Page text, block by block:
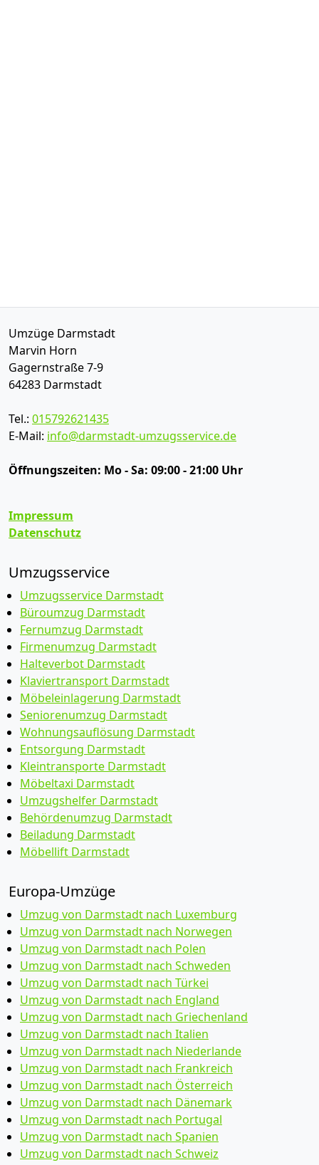
Umzüge Darmstadt
Marvin Horn
Gagernstraße 7-9
64283 Darmstadt
Tel.: 015792621435
E-Mail: info@darmstadt-umzugsservice.de
Öffnungszeiten: Mo - Sa: 09:00 - 21:00 Uhr
Impressum
Datenschutz
Umzugsservice
Umzugsservice Darmstadt
Büroumzug Darmstadt
Fernumzug Darmstadt
Firmenumzug Darmstadt
Halteverbot Darmstadt
Klaviertransport Darmstadt
Möbeleinlagerung Darmstadt
Seniorenumzug Darmstadt
Wohnungsauflösung Darmstadt
Entsorgung Darmstadt
Kleintransporte Darmstadt
Möbeltaxi Darmstadt
Umzugshelfer Darmstadt
Behördenumzug Darmstadt
Beiladung Darmstadt
Möbellift Darmstadt
Europa-Umzüge
Umzug von Darmstadt nach Luxemburg
Umzug von Darmstadt nach Norwegen
Umzug von Darmstadt nach Polen
Umzug von Darmstadt nach Schweden
Umzug von Darmstadt nach Türkei
Umzug von Darmstadt nach England
Umzug von Darmstadt nach Griechenland
Umzug von Darmstadt nach Italien
Umzug von Darmstadt nach Niederlande
Umzug von Darmstadt nach Frankreich
Umzug von Darmstadt nach Österreich
Umzug von Darmstadt nach Dänemark
Umzug von Darmstadt nach Portugal
Umzug von Darmstadt nach Spanien
Umzug von Darmstadt nach Schweiz